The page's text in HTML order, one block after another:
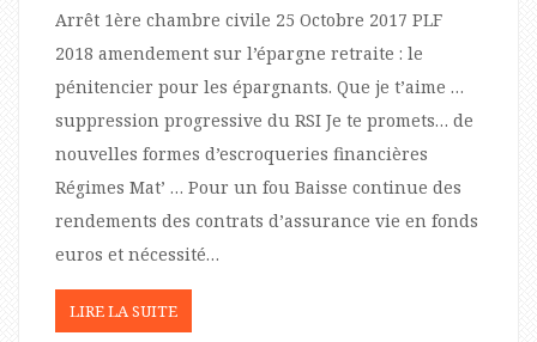
Arrêt 1ère chambre civile 25 Octobre 2017 PLF
2018 amendement sur l’épargne retraite : le
pénitencier pour les épargnants. Que je t’aime …
suppression progressive du RSI Je te promets… de
nouvelles formes d’escroqueries financières
Régimes Mat’ … Pour un fou Baisse continue des
rendements des contrats d’assurance vie en fonds
euros et nécessité…
LIRE LA SUITE